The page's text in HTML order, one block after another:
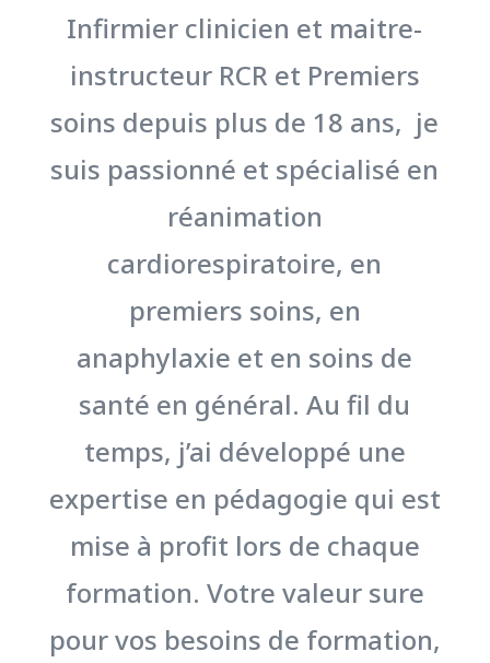
Infirmier clinicien et maitre-
instructeur RCR et Premiers
soins depuis plus de 18 ans, je
suis passionné et spécialisé en
réanimation
cardiorespiratoire, en
premiers soins, en
anaphylaxie et en soins de
santé en général. Au fil du
temps, j’ai développé une
expertise en pédagogie qui est
mise à profit lors de chaque
formation. Votre valeur sure
pour vos besoins de formation,